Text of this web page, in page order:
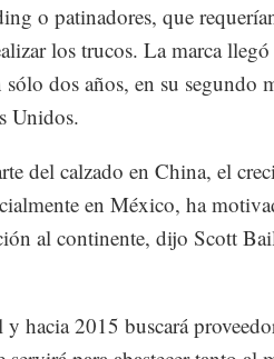
o patinadores, que
los trucos. La marca llegó
dos años, en su segundo
Unidos.
del calzado en China, el
en México, ha
al continente, dijo Scott
hacia 2015 buscará